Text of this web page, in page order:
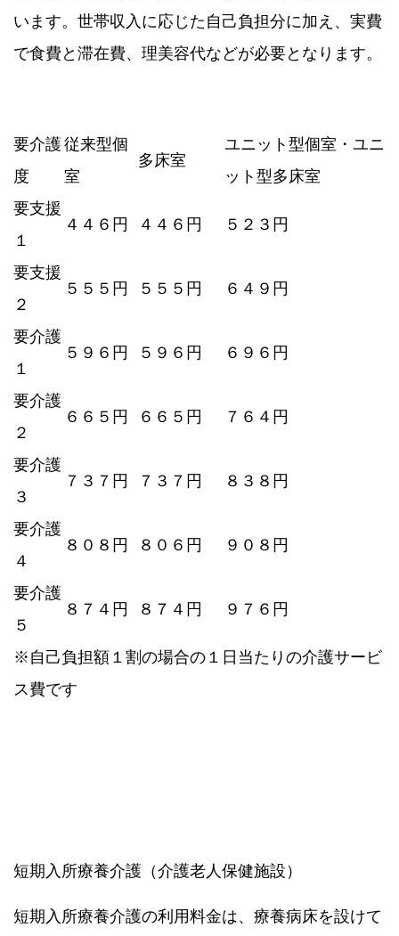
います。世帯収入に応じた自己負担分に加え、実費
で食費と滞在費、理美容代などが必要となります。
要介護
度
従来型個
室
多床室
ユニット型個室・ユニ
ット型多床室
要支援
１
４４６円 ４４６円 ５２３円
要支援
２
５５５円 ５５５円 ６４９円
要介護
１
５９６円 ５９６円 ６９６円
要介護
２
６６５円 ６６５円 ７６４円
要介護
３
７３７円 ７３７円 ８３８円
要介護
４
８０８円 ８０６円 ９０８円
要介護
５
８７４円 ８７４円 ９７６円
※自己負担額１割の場合の１日当たりの介護サービ
ス費です
短期入所療養介護（介護老人保健施設）
短期入所療養介護の利用料金は、療養病床を設けて